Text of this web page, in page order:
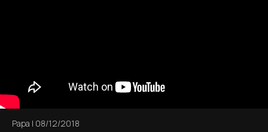
Papa | 08/12/2018